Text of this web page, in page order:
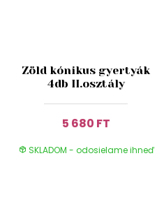
Zöld kónikus gyertyák
4db II.osztály
5 680 FT
SKLADOM - odosielame ihneď